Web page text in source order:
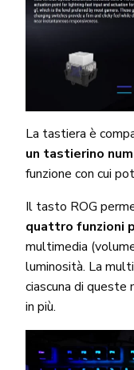
La tastiera è
un tastierino
funzione con cui
Il tasto ROG
quattro funzioni
multimedia
luminosità. La
ciascuna di queste
in più.